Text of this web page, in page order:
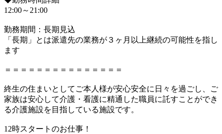
12:00～21:00
勤務期間：長期見込
「長期」とは派遣先の業務が３ヶ月以上継続の可能性を指し
ます
＝＝＝＝＝＝＝＝＝＝＝＝＝＝＝
終生の住まいとしてご本人様が安心安全に日々を過ごし、ご
家族は安心して介護・看護に精通した職員に託すことができ
る介護施設を目指している施設です。
12時スタートのお仕事！